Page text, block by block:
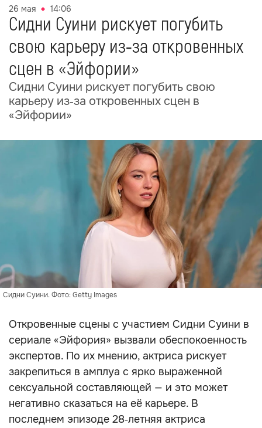
26 мая 14:06
Сидни Суини рискует погубить
свою карьеру из‑за откровенных
сцен в «Эйфории»
Сидни Суини рискует погубить свою
карьеру из‑за откровенных сцен в
«Эйфории»
Сидни Суини. Фото: Getty Images
Откровенные сцены с участием Сидни Суини в
сериале «Эйфория» вызвали обеспокоенность
экспертов. По их мнению, актриса рискует
закрепиться в амплуа с ярко выраженной
сексуальной составляющей — и это может
негативно сказаться на её карьере. В
последнем эпизоде 28‑летняя актриса